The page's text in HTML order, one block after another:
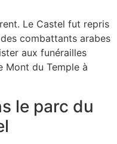
Le Castel fut repris
combattants arabes
aux funérailles
Mont du Temple à
le parc du